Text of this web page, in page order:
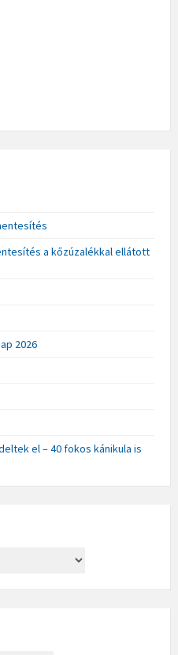
a kőzúzalékkal ellátott
2026
el – 40 fokos kánikula is